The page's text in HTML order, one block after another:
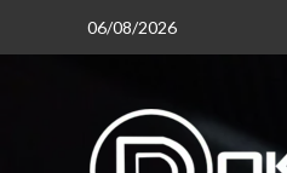
06/08/2026